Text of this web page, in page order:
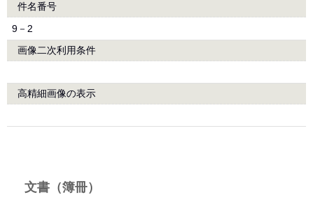
件名番号
9－2
画像二次利用条件
高精細画像の表示
文書（簿冊）